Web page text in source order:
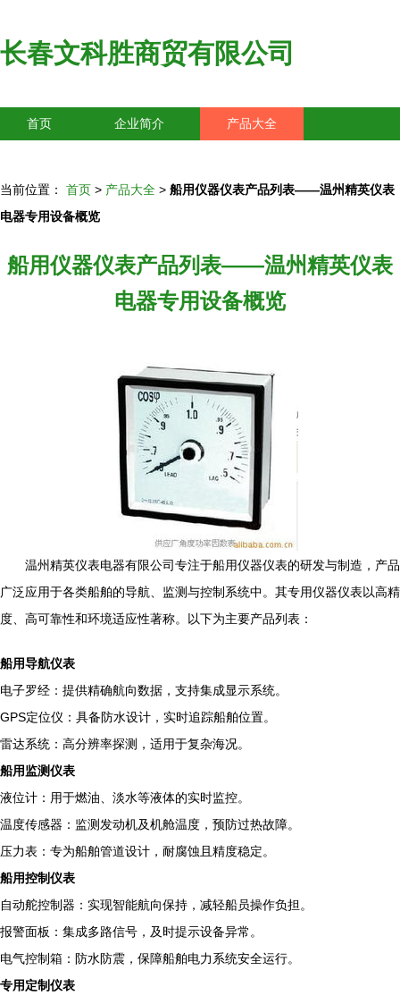
长春文科胜商贸有限公司
首页 企业简介 产品大全
当前位置： 首页 > 产品大全 > 船用仪器仪表产品列表——温州精英仪表
电器专用设备概览
船用仪器仪表产品列表——温州精英仪表
电器专用设备概览
温州精英仪表电器有限公司专注于船用仪器仪表的研发与制造，产品
广泛应用于各类船舶的导航、监测与控制系统中。其专用仪器仪表以高精
度、高可靠性和环境适应性著称。以下为主要产品列表：
船用导航仪表
电子罗经：提供精确航向数据，支持集成显示系统。
GPS定位仪：具备防水设计，实时追踪船舶位置。
雷达系统：高分辨率探测，适用于复杂海况。
船用监测仪表
液位计：用于燃油、淡水等液体的实时监控。
温度传感器：监测发动机及机舱温度，预防过热故障。
压力表：专为船舶管道设计，耐腐蚀且精度稳定。
船用控制仪表
自动舵控制器：实现智能航向保持，减轻船员操作负担。
报警面板：集成多路信号，及时提示设备异常。
电气控制箱：防水防震，保障船舶电力系统安全运行。
专用定制仪表